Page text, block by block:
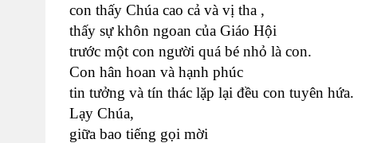
con thấy Chúa cao cả và vị tha ,
thấy sự khôn ngoan của Giáo Hội
trước một con người quá bé nhỏ là con.
Con hân hoan và hạnh phúc
tin tưởng và tín thác lặp lại đều con tuyên hứa.
Lạy Chúa,
giữa bao tiếng gọi mời